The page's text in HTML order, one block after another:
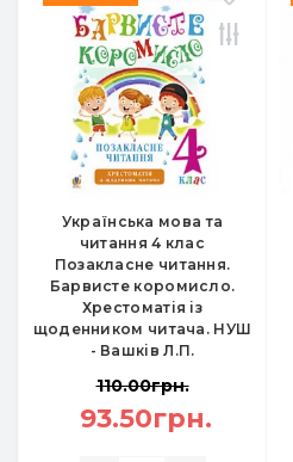
Українська мова та
читання 4 клас
Позакласне читання.
Барвисте коромисло.
Хрестоматія із
щоденником читача. НУШ
- Вашків Л.П.
110.00грн.
93.50грн.